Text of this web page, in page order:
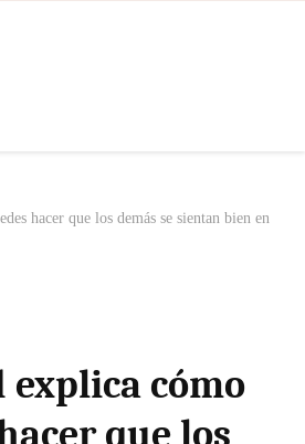
hacer que los demás se sientan bien en
explica cómo
que los